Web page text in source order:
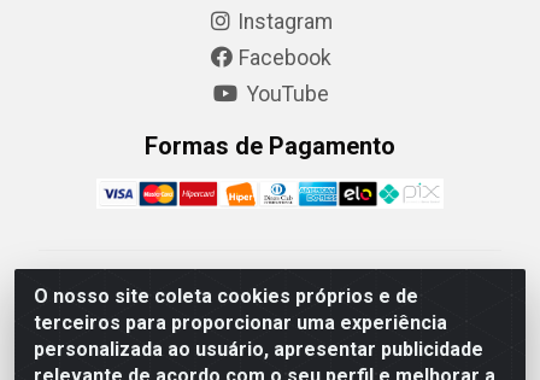
O nosso site coleta cookies próprios e de
terceiros para proporcionar uma experiência
personalizada ao usuário, apresentar publicidade
Instagram
Facebook
YouTube
Formas de Pagamento
Camaquã Distribuidora Ltda - Avenida Conego Luiz W
Hanquet, 1001 - Parque Residencial do Arroio Duro,
Camaquã/RS - CEP 96.789-102 - CNPJ
07.061.124/0001-26